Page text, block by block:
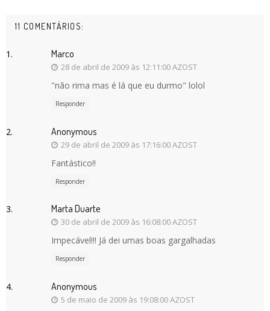
11 COMENTÁRIOS:
Marco
28 de abril de 2009 às 12:11:00 AZOST
"não rima mas é lá que eu durmo" lolol
Responder
Anonymous
29 de abril de 2009 às 17:16:00 AZOST
Fantástico!!
Responder
Marta Duarte
30 de abril de 2009 às 16:08:00 AZOST
Impecável!!! Já dei umas boas gargalhadas
Responder
Anonymous
5 de maio de 2009 às 19:08:00 AZOST